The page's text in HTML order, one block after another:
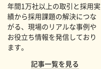
年間1万社以上の取引と採用実
績から採用課題の解決につな
がる、現場のリアルな事例や
お役立ち情報を発信しており
ます。
記事一覧を見る